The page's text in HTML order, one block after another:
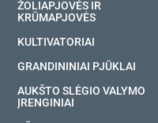
ŽOLIAPJOVĖS IR
KRŪMAPJOVĖS
KULTIVATORIAI
GRANDININIAI PJŪKLAI
AUKŠTO SLĖGIO VALYMO
ĮRENGINIAI